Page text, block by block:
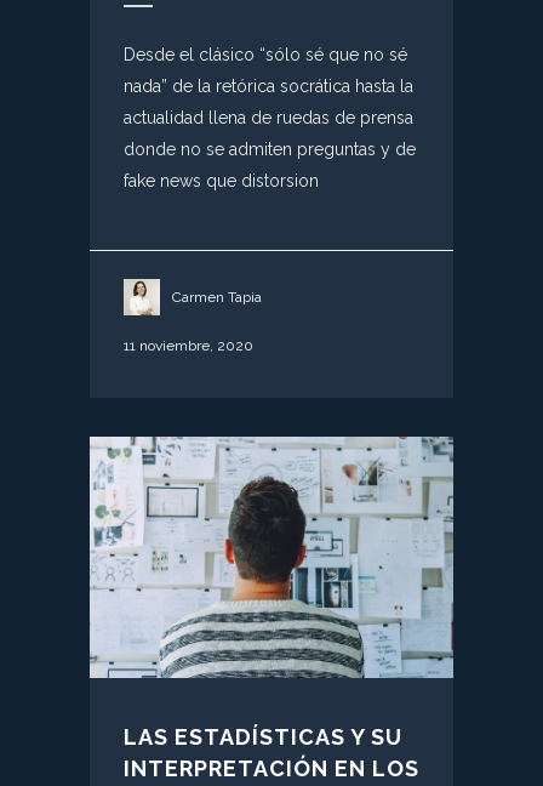
Desde el clásico “sólo sé que no sé
nada” de la retórica socrática hasta la
actualidad llena de ruedas de prensa
donde no se admiten preguntas y de
fake news que distorsion
Carmen Tapia
11 noviembre, 2020
LAS ESTADÍSTICAS Y SU
INTERPRETACIÓN EN LOS